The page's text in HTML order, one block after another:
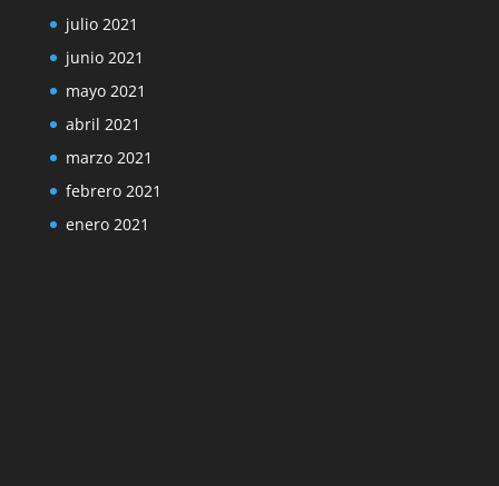
julio 2021
junio 2021
mayo 2021
abril 2021
marzo 2021
febrero 2021
enero 2021